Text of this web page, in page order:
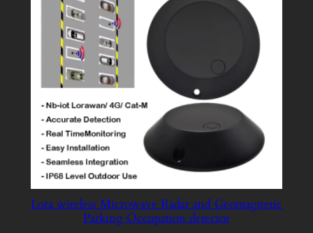
Lora wireless Microwave Radar and Geomagnetic
Parking Occupation detector